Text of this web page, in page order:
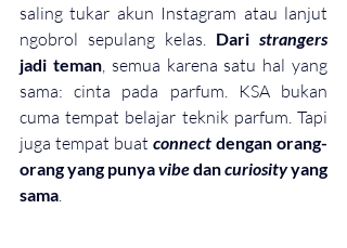
saling tukar akun Instagram atau lanjut
ngobrol sepulang kelas. Dari strangers
jadi teman, semua karena satu hal yang
sama: cinta pada parfum. KSA bukan
cuma tempat belajar teknik parfum. Tapi
juga tempat buat connect dengan orang-
orang yang punya vibe dan curiosity yang
sama.